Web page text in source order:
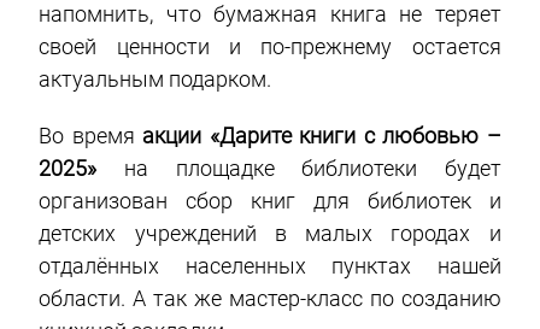
напомнить, что бумажная книга не теряет
своей ценности и по-прежнему остается
актуальным подарком.
Во время акции «Дарите книги с любовью –
2025» на площадке библиотеки будет
организован сбор книг для библиотек и
детских учреждений в малых городах и
отдалённых населенных пунктах нашей
области. А так же мастер-класс по созданию